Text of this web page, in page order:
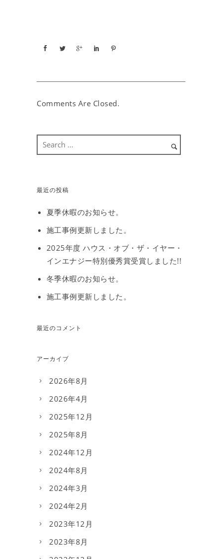
Comments Are Closed.
最近の投稿
夏季休暇のお知らせ。
施工事例更新しました。
2025年度 ハウス・オブ・ザ・イヤー・
インエナジー特別優秀賞受賞しました!!
冬季休暇のお知らせ。
施工事例更新しました。
最近のコメント
アーカイブ
2026年8月
2026年4月
2025年12月
2025年8月
2024年12月
2024年8月
2024年3月
2024年2月
2023年12月
2023年8月